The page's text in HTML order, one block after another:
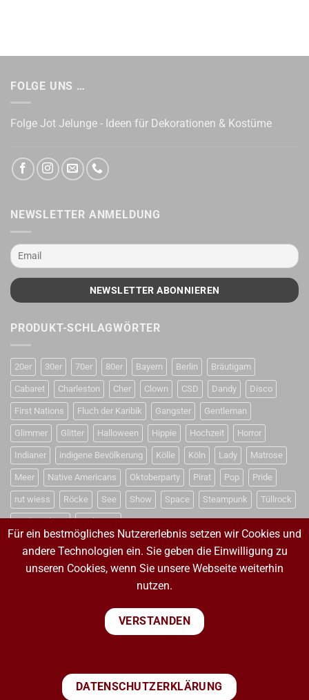
FOLGE UNS …
Folge Jot Jelunge - Ideen für Dekorationen & Kostüme
NEWSLETTER ANMELDUNG
PRODUKT-SCHLAGWÖRTER
20er 30er 70er 80er Bayern Berlin Bräutigam
Cabaret Charleston Cher Clown CSD Dandy Disco
First Nations Fluch der Karibik Gangster Gentleman
Glimmer Glitter Halloween Hippie Hochzeit Horror
Indianer indigene Bevölkerung Kölle Köln Lady Matrose
Meer Native Americans Oktoberparty Pirat Pop Pride
rut wiess Röcke See Show Space Steampunk Tüllrock
Weihnachten Weltraum
VERTRAG WIDERRUFEN
VERTRAG WIDERRUFEN
PayPal Visa MasterCard
Sepa
Für ein bestmögliches Nutzererlebnis setzen wir Cookies und
andere Technologien ein. Sie geben die Einwilligung zu
unseren Cookies, wenn Sie unsere Webseite weiterhin
nutzen.
VERSTANDEN
DATENSCHUTZERKLÄRUNG